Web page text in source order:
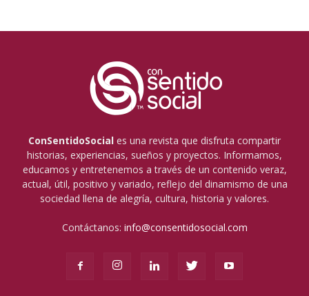
ConSentidoSocial es una revista que disfruta compartir
historias, experiencias, sueños y proyectos. Informamos,
educamos y entretenemos a través de un contenido veraz,
actual, útil, positivo y variado, reflejo del dinamismo de una
sociedad llena de alegría, cultura, historia y valores.
Contáctanos: info@consentidosocial.com